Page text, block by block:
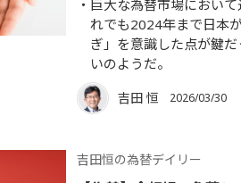
巨大な為替市場におい
れでも2024年まで日本
ぎ」を意識した点が鍵
いのようだ。
吉田 恒 2026/03/30
吉田恒の為替デイリー